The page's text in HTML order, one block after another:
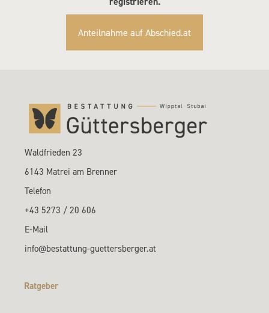
Anteilnahme auf Abschied.at
Waldfrieden 23
6143 Matrei am Brenner
Telefon
+43 5273 / 20 606
E-Mail
info@bestattung-guettersberger.at
Ratgeber